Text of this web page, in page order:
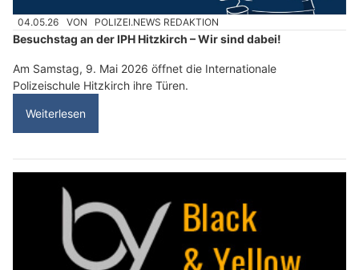
04.05.26 VON POLIZEI.NEWS REDAKTION
Besuchstag an der IPH Hitzkirch – Wir sind dabei!
Am Samstag, 9. Mai 2026 öffnet die Internationale
Polizeischule Hitzkirch ihre Türen.
Weiterlesen